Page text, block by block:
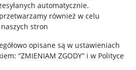
automatycznie.
również w celu
stron
opisane są w ustawieniach
“ZMIENIAM ZGODY” i w Polityce
Cyfrowych